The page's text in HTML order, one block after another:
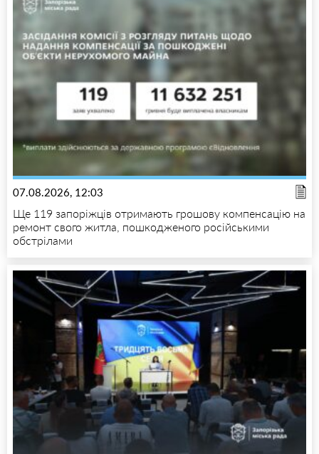
07.08.2026, 12:03
Ще 119 запоріжців отримають грошову компенсацію на
ремонт свого житла, пошкодженого російськими
обстрілами